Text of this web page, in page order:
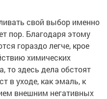
свой выбор именно
пор. Благодаря этому
гораздо легче, крое
химических
то здесь дела обстоят
в уходе, как эмаль, к
внешним негативных